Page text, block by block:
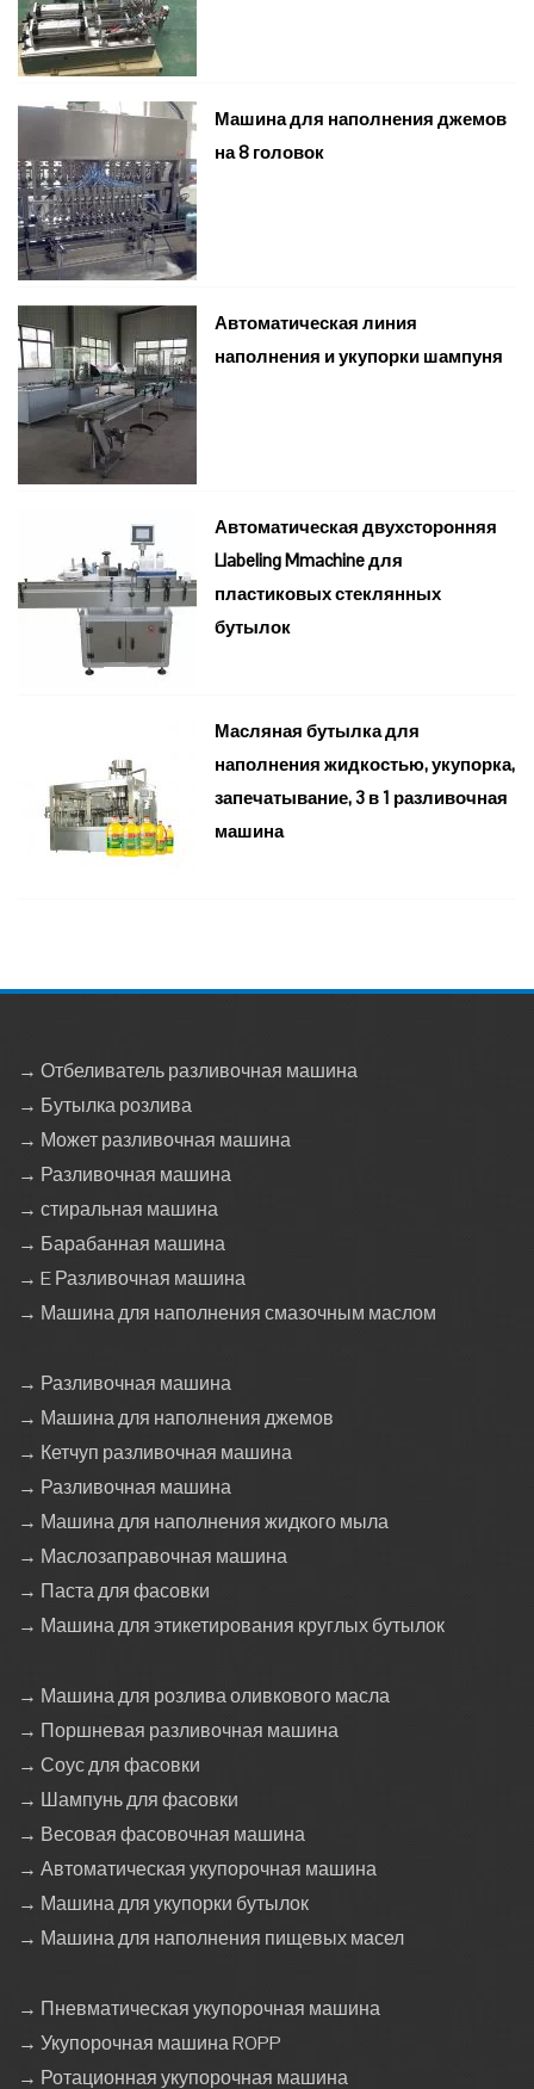
Машина для наполнения джемов
на 8 головок
Автоматическая линия
наполнения и укупорки шампуня
Автоматическая двухсторонняя
Llabeling Mmachine для
пластиковых стеклянных
бутылок
Масляная бутылка для
наполнения жидкостью, укупорка,
запечатывание, 3 в 1 разливочная
машина
→ Отбеливатель разливочная машина
→ Бутылка розлива
→ Может разливочная машина
→ Разливочная машина
→ стиральная машина
→ Барабанная машина
→ E Разливочная машина
→ Машина для наполнения смазочным маслом
→ Разливочная машина
→ Машина для наполнения джемов
→ Кетчуп разливочная машина
→ Разливочная машина
→ Машина для наполнения жидкого мыла
→ Маслозаправочная машина
→ Паста для фасовки
→ Машина для этикетирования круглых бутылок
→ Машина для розлива оливкового масла
→ Поршневая разливочная машина
→ Соус для фасовки
→ Шампунь для фасовки
→ Весовая фасовочная машина
→ Автоматическая укупорочная машина
→ Машина для укупорки бутылок
→ Машина для наполнения пищевых масел
→ Пневматическая укупорочная машина
→ Укупорочная машина ROPP
→ Ротационная укупорочная машина